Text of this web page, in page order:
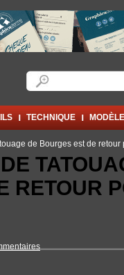
TECHNIQUE
de Bourges est de
RETOUR